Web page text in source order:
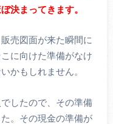
決まってきます。
売図面が来た瞬間に
に向けた準備がなけ
かもしれません。
したので、その準備
。その現金の準備が